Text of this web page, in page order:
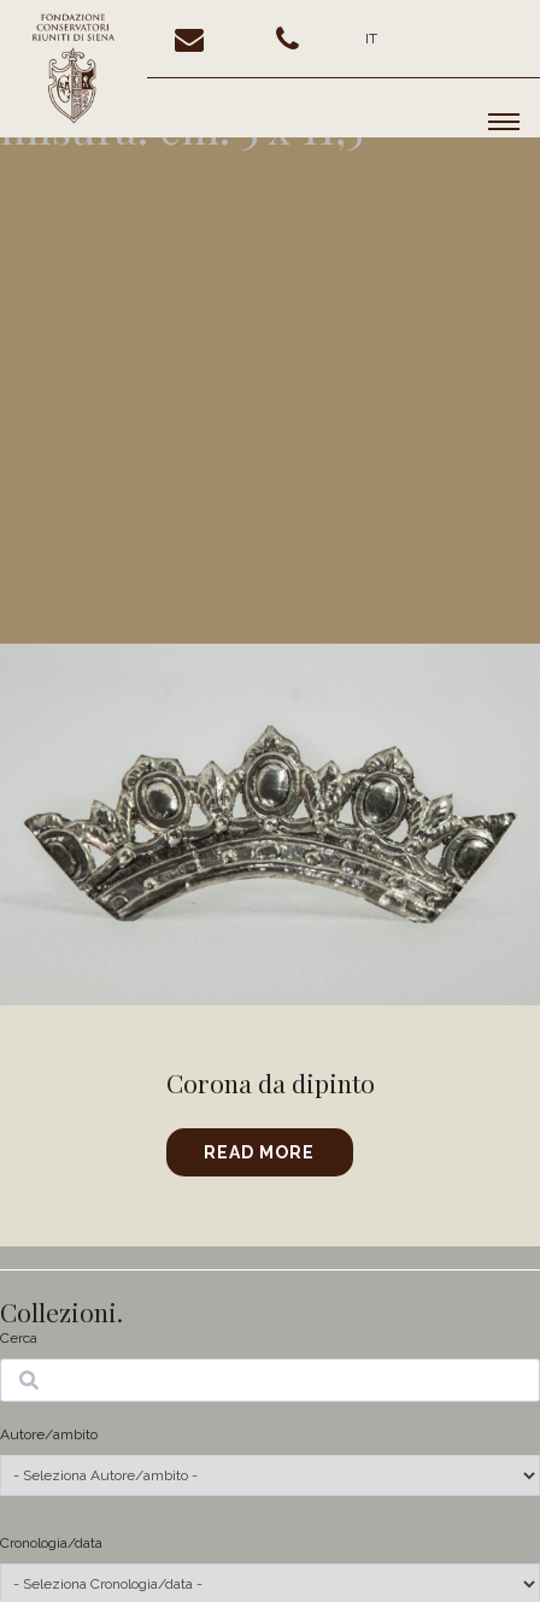
IT
misura:cm. 5 x 11,5
Corona da dipinto
READ MORE
Collezioni.
Cerca
Ricerca
Autore/ambito
Cronologia/data